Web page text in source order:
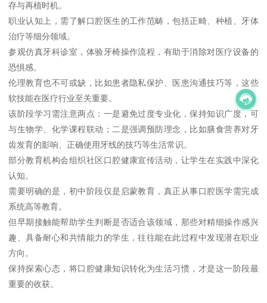
存与再植时机。
职业认知上，需了解口腔医生的工作范畴，包括正畸、种植、牙体
治疗等细分领域。
参观仿真牙科诊室，体验牙椅操作流程，有助于消除对医疗设备的
恐惧感。
伦理教育也不可或缺，比如患者隐私保护、医患沟通技巧等，这些
软技能在医疗行业至关重要。
该阶段学习需注意两点：一是避免过度专业化，保持知识广度，可
与生物学、化学课程联动；二是强调预防理念，比如膳食营养对牙
齿发育的影响、正确使用牙线的技巧等生活常识。
部分教育机构会组织社区口腔健康宣传活动，让学生在实践中深化
认知。
需要明确的是，初中阶段仅是启蒙教育，真正从事口腔医学需完成
系统高等教育。
但早期接触能帮助学生判断是否适合该领域，那些对精细操作感兴
趣、具备耐心和共情能力的学生，往往能在此过程中发现潜在职业
方向。
保持探索心态，将口腔健康知识转化为生活习惯，才是这一阶段最
重要的收获。